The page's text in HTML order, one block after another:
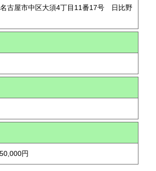
古屋市中区大須4丁目11番17号 日比野
円